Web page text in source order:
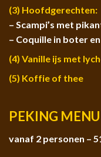
(3) Hoofdgerechten:
– Scampi’s met
– Coquille in boter
(4) Vanille ijs met
(5) Koffie of thee
PEKING MENU
vanaf 2 personen –